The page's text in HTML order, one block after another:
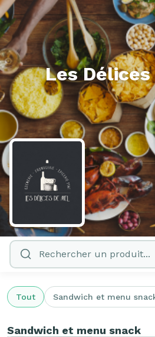
Les
Tout Sandwich et menu
Sandwich et menu snack